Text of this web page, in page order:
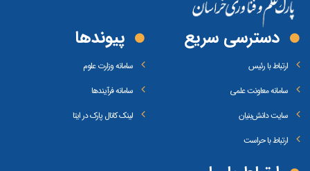
دسترسی سریع
ارتباط با رئیس
سامانه معاونت علمی
سایت دانش‌بنیان
ارتباط با حراست
پیوند‌ها
سامانه وزارت علوم
سامانه فرآیندها
لینک کانال پارک در ایتا